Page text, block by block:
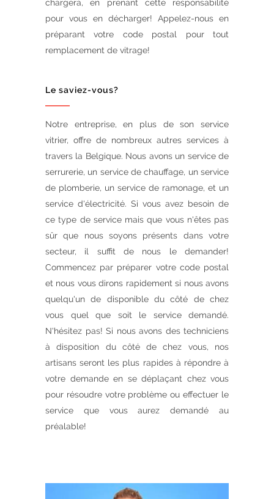
chargera, en prenant cette responsabilité
pour vous en décharger! Appelez-nous en
préparant votre code postal pour tout
remplacement de vitrage!
Le saviez-vous?
Notre entreprise, en plus de son service
vitrier, offre de nombreux autres services à
travers la Belgique. Nous avons un service de
serrurerie, un service de chauffage, un service
de plomberie, un service de ramonage, et un
service d'électricité. Si vous avez besoin de
ce type de service mais que vous n'êtes pas
sûr que nous soyons présents dans votre
secteur, il suffit de nous le demander!
Commencez par préparer votre code postal
et nous vous dirons rapidement si nous avons
quelqu'un de disponible du côté de chez
vous quel que soit le service demandé.
N'hésitez pas! Si nous avons des techniciens
à disposition du côté de chez vous, nos
artisans seront les plus rapides à répondre à
votre demande en se déplaçant chez vous
pour résoudre votre problème ou effectuer le
service que vous aurez demandé au
préalable!